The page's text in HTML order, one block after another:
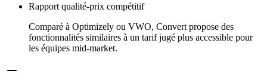
Rapport qualité-prix compétitif
Comparé à Optimizely ou VWO, Convert propose des
fonctionnalités similaires à un tarif jugé plus accessible pour
les équipes mid-market.